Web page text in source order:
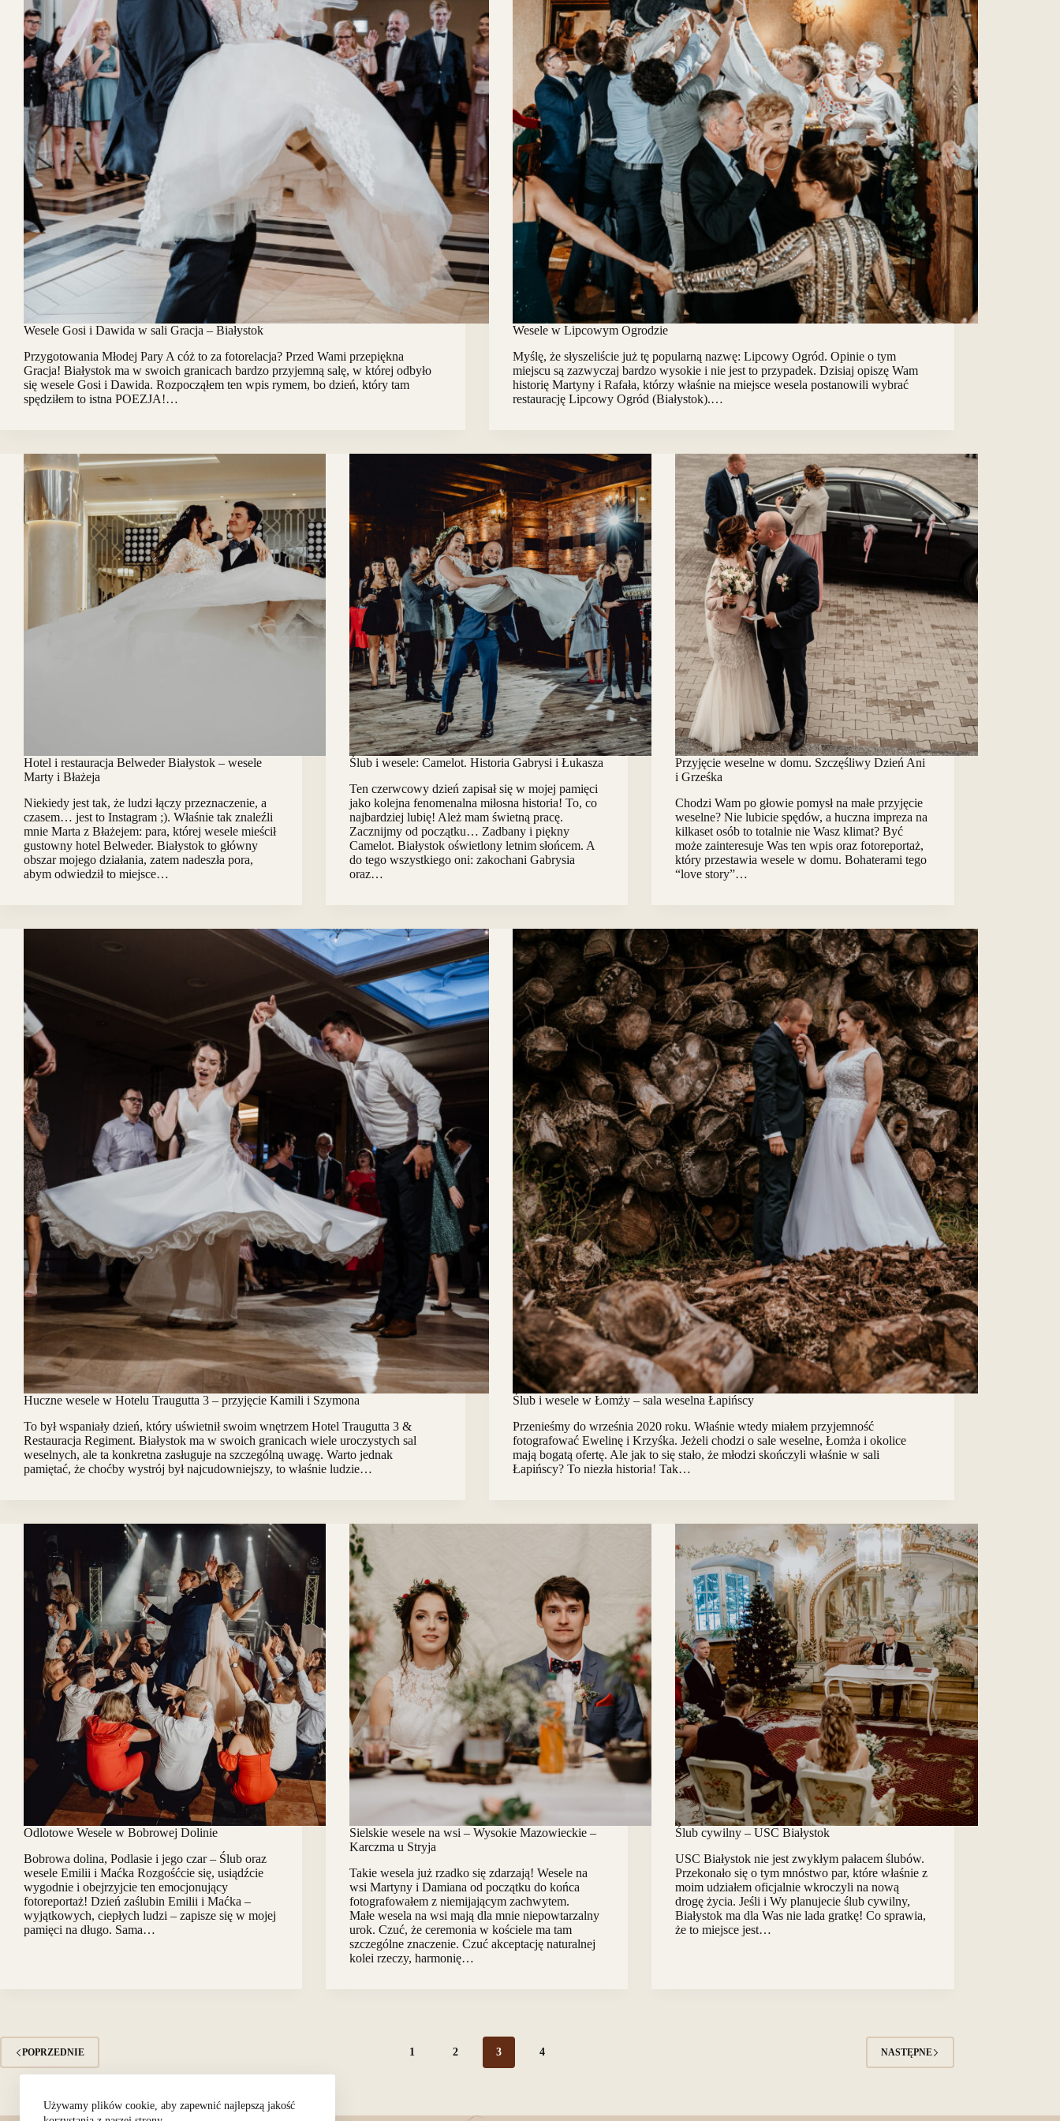
Używamy plików cookie, aby zapewnić najlepszą jakość
Wesele Gosi i Dawida w sali Gracja – Białystok
Przygotowania Młodej Pary A cóż to za fotorelacja? Przed Wami przepiękna
Gracja! Białystok ma w swoich granicach bardzo przyjemną salę, w której odbyło
się wesele Gosi i Dawida. Rozpocząłem ten wpis rymem, bo dzień, który tam
spędziłem to istna POEZJA!…
Wesele w Lipcowym Ogrodzie
Myślę, że słyszeliście już tę popularną nazwę: Lipcowy Ogród. Opinie o tym
miejscu są zazwyczaj bardzo wysokie i nie jest to przypadek. Dzisiaj opiszę Wam
historię Martyny i Rafała, którzy właśnie na miejsce wesela postanowili wybrać
restaurację Lipcowy Ogród (Białystok).…
Hotel i restauracja Belweder Białystok – wesele
Marty i Błażeja
Niekiedy jest tak, że ludzi łączy przeznaczenie, a
czasem… jest to Instagram ;). Właśnie tak znaleźli
mnie Marta z Błażejem: para, której wesele mieścił
gustowny hotel Belweder. Białystok to główny
obszar mojego działania, zatem nadeszła pora,
abym odwiedził to miejsce…
Ślub i wesele: Camelot. Historia Gabrysi i Łukasza
Ten czerwcowy dzień zapisał się w mojej pamięci
jako kolejna fenomenalna miłosna historia! To, co
najbardziej lubię! Ależ mam świetną pracę.
Zacznijmy od początku… Zadbany i piękny
Camelot. Białystok oświetlony letnim słońcem. A
do tego wszystkiego oni: zakochani Gabrysia
oraz…
Przyjęcie weselne w domu. Szczęśliwy Dzień Ani
i Grześka
Chodzi Wam po głowie pomysł na małe przyjęcie
weselne? Nie lubicie spędów, a huczna impreza na
kilkaset osób to totalnie nie Wasz klimat? Być
może zainteresuje Was ten wpis oraz fotoreportaż,
który przestawia wesele w domu. Bohaterami tego
“love story”…
Huczne wesele w Hotelu Traugutta 3 – przyjęcie Kamili i Szymona
To był wspaniały dzień, który uświetnił swoim wnętrzem Hotel Traugutta 3 &
Restauracja Regiment. Białystok ma w swoich granicach wiele uroczystych sal
weselnych, ale ta konkretna zasługuje na szczególną uwagę. Warto jednak
pamiętać, że choćby wystrój był najcudowniejszy, to właśnie ludzie…
Ślub i wesele w Łomży – sala weselna Łapińscy
Przenieśmy do września 2020 roku. Właśnie wtedy miałem przyjemność
fotografować Ewelinę i Krzyśka. Jeżeli chodzi o sale weselne, Łomża i okolice
mają bogatą ofertę. Ale jak to się stało, że młodzi skończyli właśnie w sali
Łapińscy? To niezła historia! Tak…
Odlotowe Wesele w Bobrowej Dolinie
Bobrowa dolina, Podlasie i jego czar – Ślub oraz
wesele Emilii i Maćka Rozgośćcie się, usiądźcie
wygodnie i obejrzyjcie ten emocjonujący
fotoreportaż! Dzień zaślubin Emilii i Maćka –
wyjątkowych, ciepłych ludzi – zapisze się w mojej
pamięci na długo. Sama…
Sielskie wesele na wsi – Wysokie Mazowieckie –
Karczma u Stryja
Takie wesela już rzadko się zdarzają! Wesele na
wsi Martyny i Damiana od początku do końca
fotografowałem z niemijającym zachwytem.
Małe wesela na wsi mają dla mnie niepowtarzalny
urok. Czuć, że ceremonia w kościele ma tam
szczególne znaczenie. Czuć akceptację naturalnej
kolei rzeczy, harmonię…
Ślub cywilny – USC Białystok
USC Białystok nie jest zwykłym pałacem ślubów.
Przekonało się o tym mnóstwo par, które właśnie z
moim udziałem oficjalnie wkroczyli na nową
drogę życia. Jeśli i Wy planujecie ślub cywilny,
Białystok ma dla Was nie lada gratkę! Co sprawia,
że to miejsce jest…
POPRZEDNIE 1 2 3 4 NASTĘPNE